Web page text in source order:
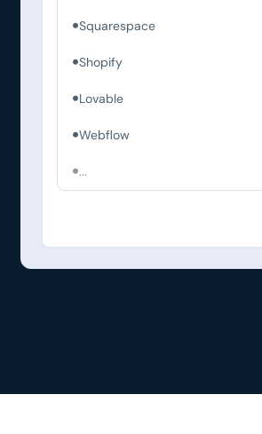
Squarespace
Shopify
Lovable
Webflow
...